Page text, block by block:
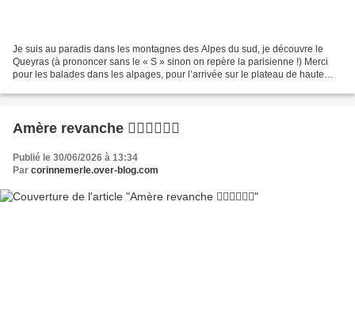
Je suis au paradis dans les montagnes des Alpes du sud, je découvre le
Queyras (à prononcer sans le « S » sinon on repère la parisienne !) Merci
pour les balades dans les alpages, pour l’arrivée sur le plateau de haute
Amère revanche 🦹‍♀️🦹‍♀️🦹‍♀️
Publié le 30/06/2026 à 13:34
Par corinnemerle.over-blog.com